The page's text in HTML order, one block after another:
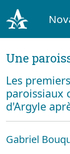
Une
Les
paroissiaux
d'Argyle
Gabriel